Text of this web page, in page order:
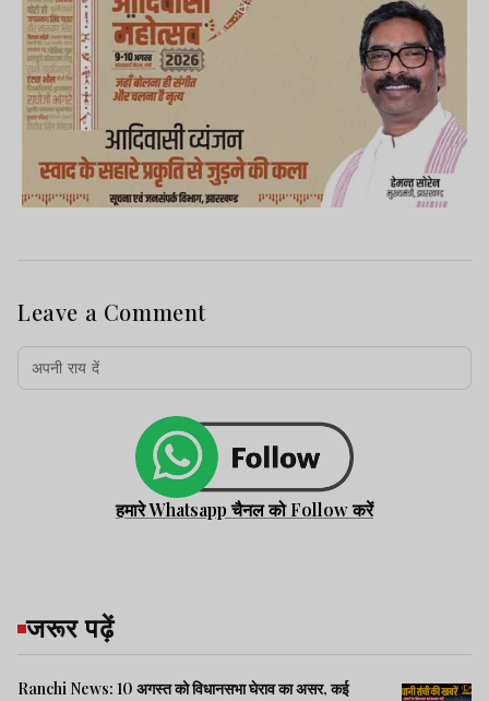
Leave a Comment
हमारे Whatsapp चैनल को Follow करें
जरूर पढ़ें
Ranchi News: 10 अगस्त को विधानसभा घेराव का असर, कई